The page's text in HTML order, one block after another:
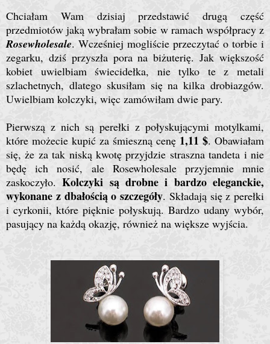
Chciałam Wam dzisiaj przedstawić drugą część
przedmiotów jaką wybrałam sobie w ramach współpracy z
Rosewholesale. Wcześniej mogliście przeczytać o torbie i
zegarku, dziś przyszła pora na biżuterię. Jak większość
kobiet uwielbiam świecidełka, nie tylko te z metali
szlachetnych, dlatego skusiłam się na kilka drobiazgów.
Uwielbiam kolczyki, więc zamówiłam dwie pary.
Pierwszą z nich są perełki z połyskującymi motylkami,
które możecie kupić za śmieszną cenę 1,11 $. Obawiałam
się, że za tak niską kwotę przyjdzie straszna tandeta i nie
będę ich nosić, ale Rosewholesale przyjemnie mnie
zaskoczyło.Kolczyki są drobne i bardzo eleganckie,
wykonane z dbałością o szczegóły. Składają się z perełki
i cyrkonii, które pięknie połyskują. Bardzo udany wybór,
pasujący na każdą okazję, również na większe wyjścia.